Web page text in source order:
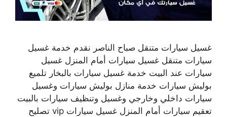
غسيل سيارات متنقل صباح الناصر نقدم خدمة غسيل
سيارات متنقل غسيل سيارات أمام المنزل غسيل
سيارات عند البيت خدمة غسيل سيارات بالبخار تلميع
بوليش سيارات خدمة منازل بوليش سيارات وغسيل
سيارات داخلي وخارجي وغسيل وتنظيف سيارات بالبيت
تعقيم سيارات أمام المنزل غسيل سيارات vip تصليح